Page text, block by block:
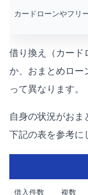
カードローンやフリ
借り換え（カード
か、おまとめロー
って異なります。
自身の状況がおま
下記の表を参考に
借入件数 複数